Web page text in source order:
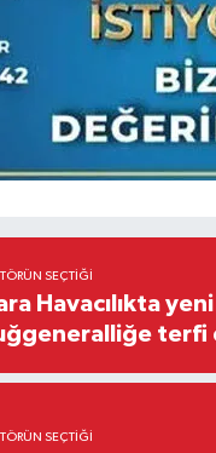
SEÇTIĞI
Havacılıkta
SEÇTIĞI